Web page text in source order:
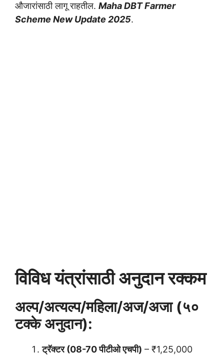
औजारांसाठी लागू राहतील. Maha DBT Farmer
Scheme New Update 2025.
विविध यंत्रांसाठी अनुदान रक्कम
अल्प/अत्यल्प/महिला/अज/अजा (५०
टक्के अनुदान):
ट्रॅक्टर (08-70 पीटीओ एचपी) – ₹1,25,000